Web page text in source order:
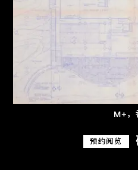
M+，
预约阅览
关于M+藏品
探索世界顶级的二